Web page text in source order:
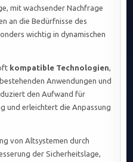
mit wachsender Nachfrage
an die Bedürfnisse des
wichtig in dynamischen
kompatible Technologien,
Anwendungen und
den Aufwand für
und erleichtert die Anpassung
von Altsystemen durch
der Sicherheitslage,